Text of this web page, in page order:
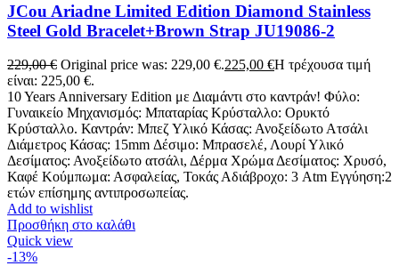
JCou Ariadne Limited Edition Diamond Stainless
Steel Gold Bracelet+Brown Strap JU19086-2
229,00€ Original price was: 229,00 €.225,00 €Η τρέχουσα τιμή
είναι: 225,00 €.
10 Years Anniversary Edition με Διαμάντι στο καντράν! Φύλο:
Γυναικείο Μηχανισμός: Μπαταρίας Κρύσταλλο: Ορυκτό
Κρύσταλλο. Καντράν: Μπεζ Υλικό Κάσας: Ανοξείδωτο Ατσάλι
Διάμετρος Κάσας: 15mm Δέσιμο: Μπρασελέ, Λουρί Υλικό
Δεσίματος: Ανοξείδωτο ατσάλι, Δέρμα Χρώμα Δεσίματος: Χρυσό,
Καφέ Κούμπωμα: Ασφαλείας, Τοκάς Αδιάβροχο: 3 Atm Εγγύηση:2
ετών επίσημης αντιπροσωπείας.
Add to wishlist
Προσθήκη στο καλάθι
Quick view
-13%